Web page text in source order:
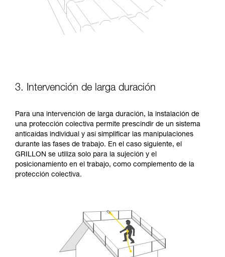
3. Intervención de larga duración
Para una intervención de larga duración, la instalación de
una protección colectiva permite prescindir de un sistema
anticaídas individual y así simplificar las manipulaciones
durante las fases de trabajo. En el caso siguiente, el
GRILLON se utiliza solo para la sujeción y el
posicionamiento en el trabajo, como complemento de la
protección colectiva.